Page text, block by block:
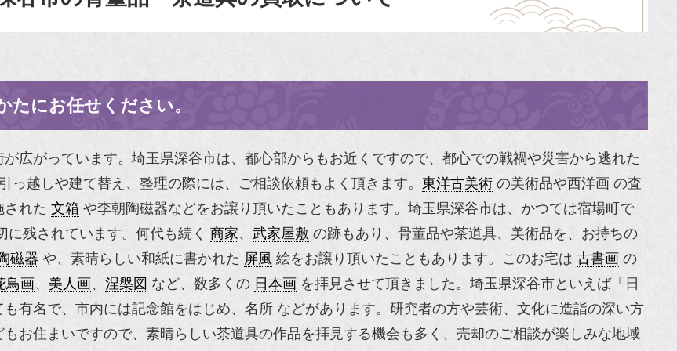
たにお任せください。
広がっています。埼玉県深谷市は、都心部からもお近くですので、都心での戦禍や災害から逃れた
っ越しや建て替え、整理の際には、ご相談依頼もよく頂きます。 東洋古美術 の美術品や西洋画 の査
れた 文箱 や李朝陶磁器などをお譲り頂いたこともあります。埼玉県深谷市は、かつては宿場町で
残されています。何代も続く 商家、 武家屋敷 の跡もあり、骨董品や茶道具、美術品を、お持ちの
磁器 や、素晴らしい和紙に書かれた 屏風 絵をお譲り頂いたこともあります。このお宅は 古書画 の
鳥画、 美人画、 涅槃図 など、数多くの 日本画 を拝見させて頂きました。埼玉県深谷市といえば「日
有名で、市内には記念館をはじめ、名所 などがあります。研究者の方や芸術、文化に造詣の深い方
お住まいですので、素晴らしい茶道具の作品を拝見する機会も多く、売却のご相談が楽しみな地域